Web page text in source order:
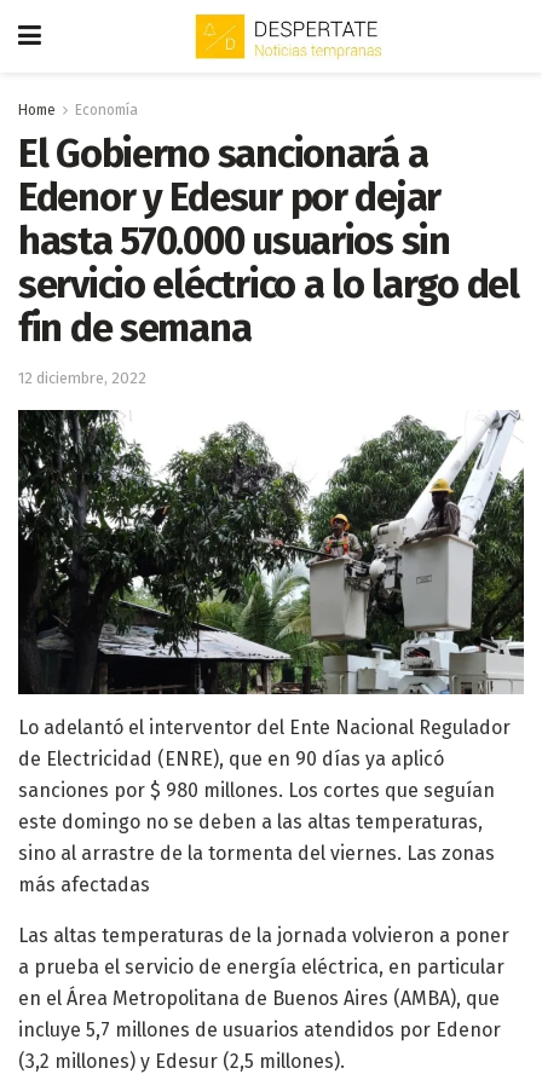
Home Economía
El Gobierno sancionará a
Edenor y Edesur por dejar
hasta 570.000 usuarios sin
servicio eléctrico a lo largo del
fin de semana
12 diciembre, 2022
Lo adelantó el interventor del Ente Nacional Regulador
de Electricidad (ENRE), que en 90 días ya aplicó
sanciones por $ 980 millones. Los cortes que seguían
este domingo no se deben a las altas temperaturas,
sino al arrastre de la tormenta del viernes. Las zonas
más afectadas
Las altas temperaturas de la jornada volvieron a poner
a prueba el servicio de energía eléctrica, en particular
en el Área Metropolitana de Buenos Aires (AMBA), que
incluye 5,7 millones de usuarios atendidos por Edenor
(3,2 millones) y Edesur (2,5 millones).